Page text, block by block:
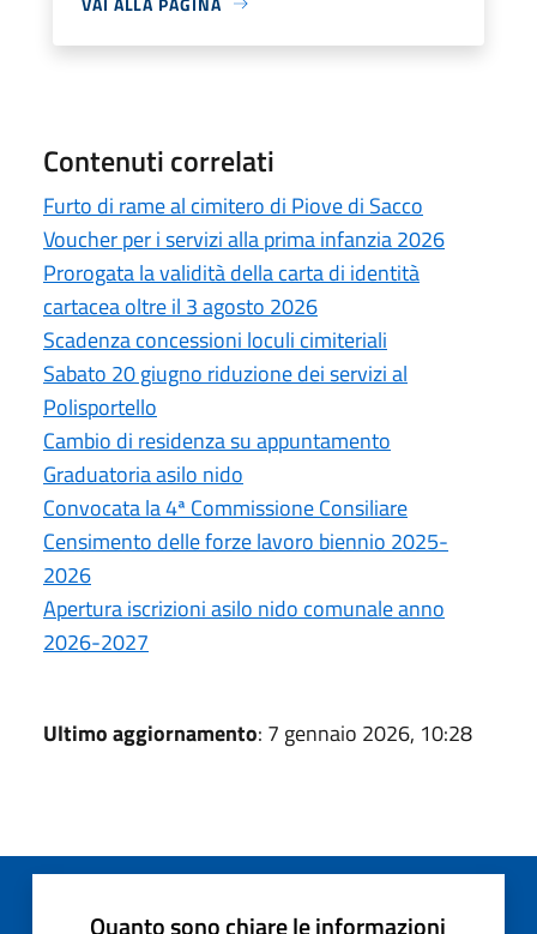
Contenuti correlati
Furto di rame al cimitero di Piove di Sacco
Voucher per i servizi alla prima infanzia 2026
Prorogata la validità della carta di identità
cartacea oltre il 3 agosto 2026
Scadenza concessioni loculi cimiteriali
Sabato 20 giugno riduzione dei servizi al
Polisportello
Cambio di residenza su appuntamento
Graduatoria asilo nido
Convocata la 4ª Commissione Consiliare
Censimento delle forze lavoro biennio 2025-
2026
Apertura iscrizioni asilo nido comunale anno
2026-2027
Ultimo aggiornamento: 7 gennaio 2026, 10:28
Quanto sono chiare le informazioni